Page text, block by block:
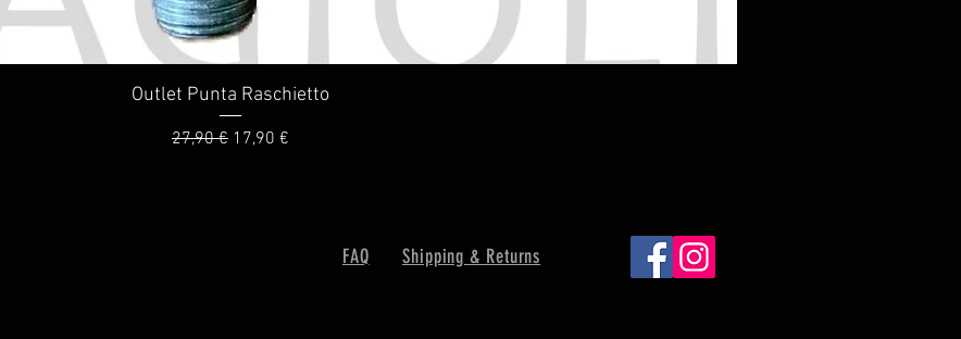
Outlet Punta Raschietto
Prezzo regolare
27,90 € Prezzo scontato
17,90 €
FAQ Shipping & Returns